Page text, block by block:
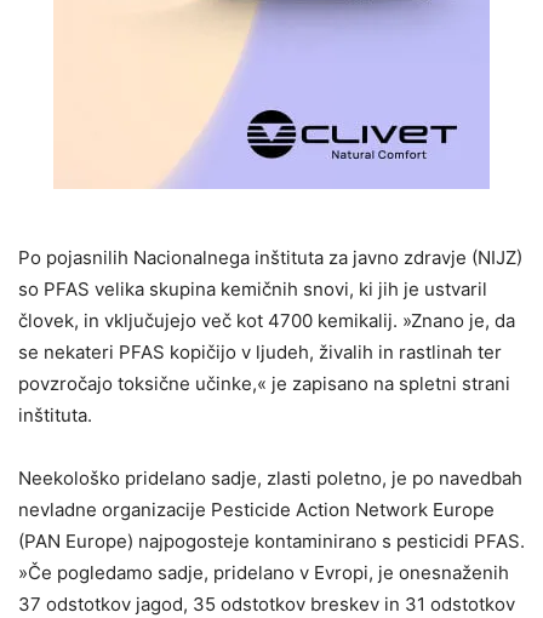
Po pojasnilih Nacionalnega inštituta za javno zdravje (NIJZ)
so PFAS velika skupina kemičnih snovi, ki jih je ustvaril
človek, in vključujejo več kot 4700 kemikalij. »Znano je, da
se nekateri PFAS kopičijo v ljudeh, živalih in rastlinah ter
povzročajo toksične učinke,« je zapisano na spletni strani
inštituta.
Neekološko pridelano sadje, zlasti poletno, je po navedbah
nevladne organizacije Pesticide Action Network Europe
(PAN Europe) najpogosteje kontaminirano s pesticidi PFAS.
»Če pogledamo sadje, pridelano v Evropi, je onesnaženih
37 odstotkov jagod, 35 odstotkov breskev in 31 odstotkov